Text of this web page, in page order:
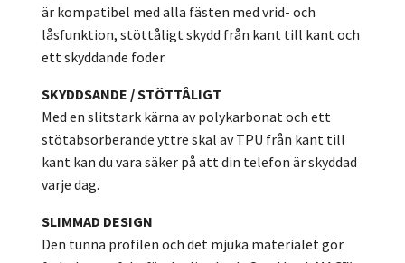
är kompatibel med alla fästen med vrid- och
låsfunktion, stöttåligt skydd från kant till kant och
ett skyddande foder.
SKYDDSANDE / STÖTTÅLIGT
Med en slitstark kärna av polykarbonat och ett
stötabsorberande yttre skal av TPU från kant till
kant kan du vara säker på att din telefon är skyddad
varje dag.
SLIMMAD DESIGN
Den tunna profilen och det mjuka materialet gör